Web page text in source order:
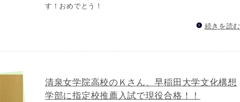
す！おめでとう！
続きを読む
清泉女学院高校のＫさん、早稲田大学文化構想
学部に指定校推薦入試で現役合格！！